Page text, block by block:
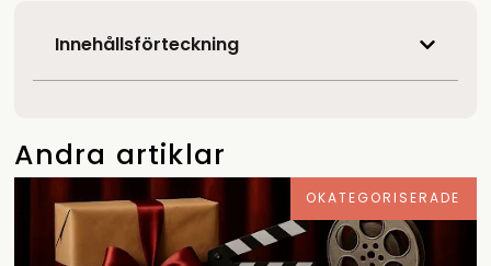
Innehållsförteckning
Andra artiklar
OKATEGORISERADE